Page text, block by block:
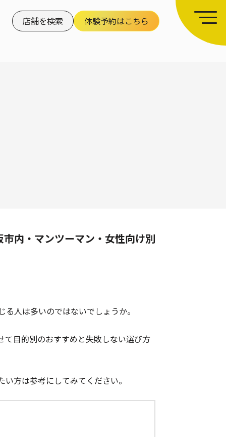
店舗を検索 体験予約はこちら
内・マンツーマン・女性向け別
人は多いのではないでしょうか。
目的別のおすすめと失敗しない選び方
方は参考にしてみてください。